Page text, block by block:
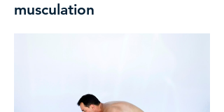
musculation